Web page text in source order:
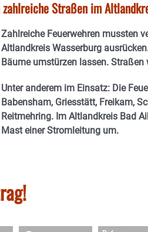
Straßen im
Zahlreiche Feuerwehren mussten
Altlandkreis Wasserburg
Bäume umstürzen lassen. Straßen
Unter anderem im Einsatz: Die
Babensham, Griesstätt, Freikam,
Reitmehring. Im Altlandkreis Bad
Mast einer Stromleitung um.